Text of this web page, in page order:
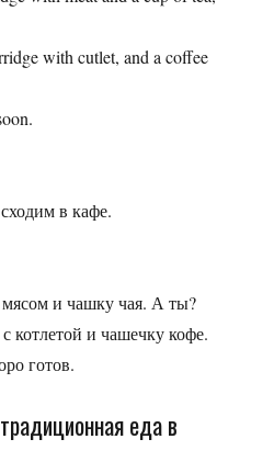
with cutlet, and a coffee
в кафе.
и чашку чая. А ты?
котлетой и чашечку кофе.
готов.
еда в